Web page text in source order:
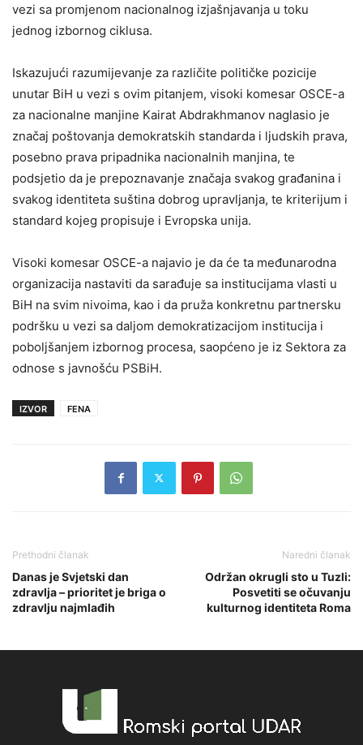
vezi sa promjenom nacionalnog izjašnjavanja u toku
jednog izbornog ciklusa.
Iskazujući razumijevanje za različite političke pozicije
unutar BiH u vezi s ovim pitanjem, visoki komesar OSCE-a
za nacionalne manjine Kairat Abdrakhmanov naglasio je
značaj poštovanja demokratskih standarda i ljudskih prava,
posebno prava pripadnika nacionalnih manjina, te
podsjetio da je prepoznavanje značaja svakog građanina i
svakog identiteta suština dobrog upravljanja, te kriterijum i
standard kojeg propisuje i Evropska unija.
Visoki komesar OSCE-a najavio je da će ta međunarodna
organizacija nastaviti da sarađuje sa institucijama vlasti u
BiH na svim nivoima, kao i da pruža konkretnu partnersku
podršku u vezi sa daljom demokratizacijom institucija i
poboljšanjem izbornog procesa, saopćeno je iz Sektora za
odnose s javnošću PSBiH.
IZVOR FENA
Prethodni članak
Danas je Svjetski dan
zdravlja – prioritet je briga o
zdravlju najmlađih
Naredni članak
Održan okrugli sto u Tuzli:
Posvetiti se očuvanju
kulturnog identiteta Roma